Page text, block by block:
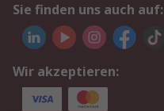
Sie finden uns auch auf:
Wir akzeptieren: